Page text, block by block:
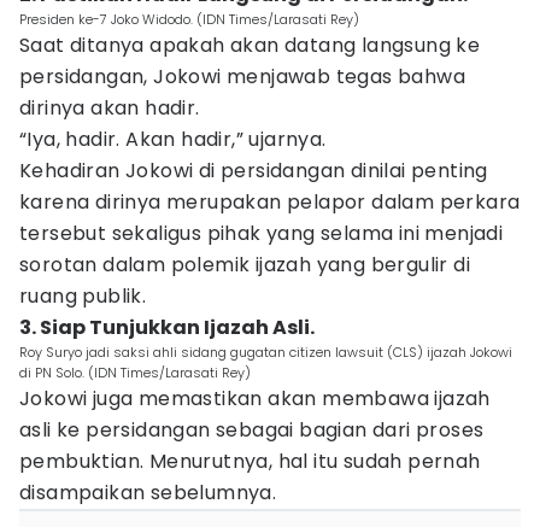
Presiden ke-7 Joko Widodo. (IDN Times/Larasati Rey)
Saat ditanya apakah akan datang langsung ke
persidangan, Jokowi menjawab tegas bahwa
dirinya akan hadir.
“Iya, hadir. Akan hadir,” ujarnya.
Kehadiran Jokowi di persidangan dinilai penting
karena dirinya merupakan pelapor dalam perkara
tersebut sekaligus pihak yang selama ini menjadi
sorotan dalam polemik ijazah yang bergulir di
ruang publik.
3. Siap Tunjukkan Ijazah Asli.
Roy Suryo jadi saksi ahli sidang gugatan citizen lawsuit (CLS) ijazah Jokowi
di PN Solo. (IDN Times/Larasati Rey)
Jokowi juga memastikan akan membawa ijazah
asli ke persidangan sebagai bagian dari proses
pembuktian. Menurutnya, hal itu sudah pernah
disampaikan sebelumnya.